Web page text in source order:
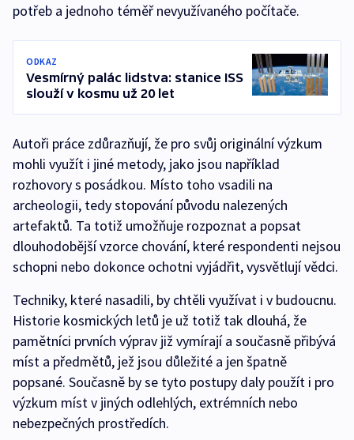
potřeb a jednoho téměř nevyužívaného počítače.
ODKAZ
Vesmírný palác lidstva: stanice ISS
slouží v kosmu už 20 let
Autoři práce zdůrazňují, že pro svůj originální výzkum
mohli využít i jiné metody, jako jsou například
rozhovory s posádkou. Místo toho vsadili na
archeologii, tedy stopování původu nalezených
artefaktů. Ta totiž umožňuje rozpoznat a popsat
dlouhodobější vzorce chování, které respondenti nejsou
schopni nebo dokonce ochotni vyjádřit, vysvětlují vědci.
Techniky, které nasadili, by chtěli využívat i v budoucnu.
Historie kosmických letů je už totiž tak dlouhá, že
pamětníci prvních výprav již vymírají a současně přibývá
míst a předmětů, jež jsou důležité a jen špatně
popsané. Současně by se tyto postupy daly použít i pro
výzkum míst v jiných odlehlých, extrémních nebo
nebezpečných prostředích.